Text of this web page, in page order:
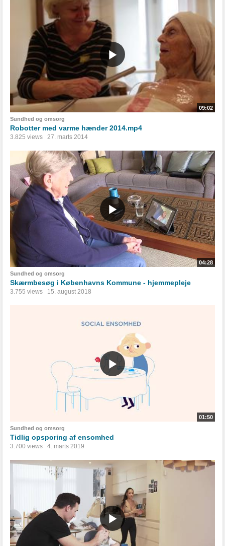
09:02
Sundhed og omsorg
Robotter med varme hænder 2014.mp4
3.825 views 27. marts 2014
04:28
Sundhed og omsorg
Skærmbesøg i Københavns Kommune - hjemmepleje
3.755 views 15. august 2018
01:50
Sundhed og omsorg
Tidlig opsporing af ensomhed
3.700 views 4. marts 2019